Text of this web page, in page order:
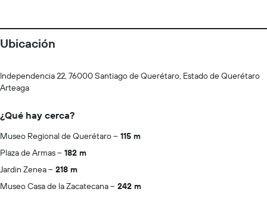
Ubicación
Independencia 22, 76000 Santiago de Querétaro, Estado de Querétaro
Arteaga
¿Qué hay cerca?
Museo Regional de Querétaro
115 m
Plaza de Armas
182 m
Jardin Zenea
218 m
Museo Casa de la Zacatecana
242 m